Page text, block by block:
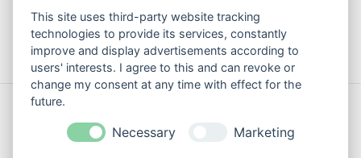
Versandkosten und Versandinformationen
Kontakt
© Copyright 2026 Motte Klamotte – Bio Streetwear - Powered by
This site uses third-party website tracking
technologies to provide its services, constantly
improve and display advertisements according to
users' interests. I agree to this and can revoke or
change my consent at any time with effect for the
future.
Necessary Marketing